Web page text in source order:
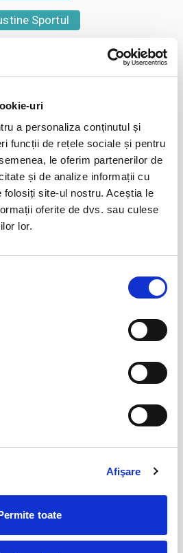
uri
a personaliza conținutul și
funcții de rețele sociale și pentru
le oferim partenerilor de
și de analize informații cu
folosiți site-ul nostru. Aceștia le
oferite de dvs. sau culese
lor.
Afişare
toate
Sportul
FC Bihor Oradea 01
iun
08
iun
03
iul